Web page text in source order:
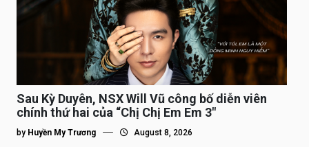
Sau Kỳ Duyên, NSX Will Vũ công bố diễn viên
chính thứ hai của “Chị Chị Em Em 3″
by Huyền My Trương August 8, 2026